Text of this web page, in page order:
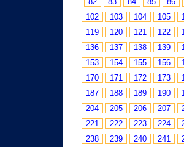
102
103 104 105
119
120 121 122
136
137 138 139
153
154 155 156
170
171 172 173
187
188 189 190
204
205 206 207
221
222 223 224
238
239 240 241